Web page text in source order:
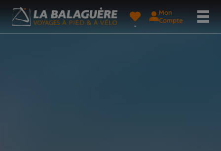
Mon
Compte